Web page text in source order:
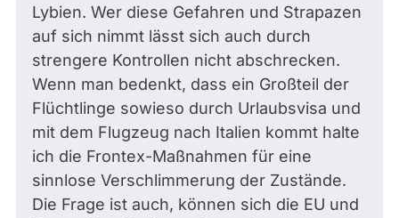
Lybien. Wer diese Gefahren und Strapazen
auf sich nimmt lässt sich auch durch
strengere Kontrollen nicht abschrecken.
Wenn man bedenkt, dass ein Großteil der
Flüchtlinge sowieso durch Urlaubsvisa und
mit dem Flugzeug nach Italien kommt halte
ich die Frontex-Maßnahmen für eine
sinnlose Verschlimmerung der Zustände.
Die Frage ist auch, können sich die EU und